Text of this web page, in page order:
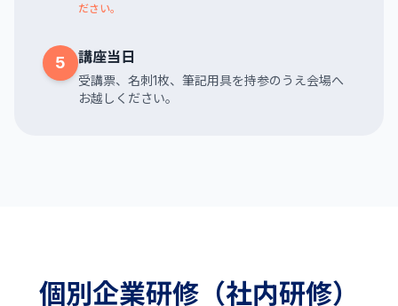
ださい。
5 講座当日
受講票、名刺1枚、筆記用具を持参のうえ会場へ
お越しください。
個別企業研修（社内研修）